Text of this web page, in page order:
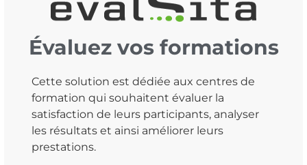
Évaluez vos formations
Cette solution est dédiée aux centres de
formation qui souhaitent évaluer la
satisfaction de leurs participants, analyser
les résultats et ainsi améliorer leurs
prestations.